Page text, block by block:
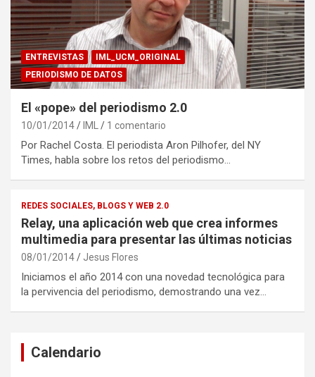
ENTREVISTAS
IML_UCM_ORIGINAL
PERIODISMO DE DATOS
El «pope» del periodismo 2.0
10/01/2014 IML 1 comentario
Por Rachel Costa. El periodista Aron Pilhofer, del NY
Times, habla sobre los retos del periodismo…
REDES SOCIALES, BLOGS Y WEB 2.0
Relay, una aplicación web que crea informes
multimedia para presentar las últimas noticias
08/01/2014 Jesus Flores
Iniciamos el año 2014 con una novedad tecnológica para
la pervivencia del periodismo, demostrando una vez…
Calendario